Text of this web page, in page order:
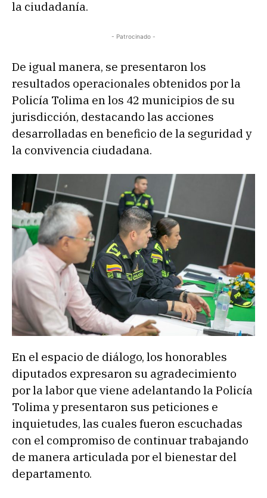
la ciudadanía.
- Patrocinado -
De igual manera, se presentaron los
resultados operacionales obtenidos por la
Policía Tolima en los 42 municipios de su
jurisdicción, destacando las acciones
desarrolladas en beneficio de la seguridad y
la convivencia ciudadana.
En el espacio de diálogo, los honorables
diputados expresaron su agradecimiento
por la labor que viene adelantando la Policía
Tolima y presentaron sus peticiones e
inquietudes, las cuales fueron escuchadas
con el compromiso de continuar trabajando
de manera articulada por el bienestar del
departamento.